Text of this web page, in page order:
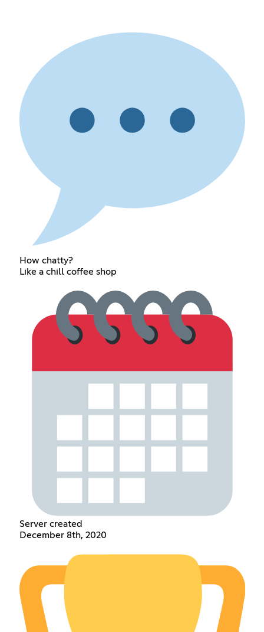
How chatty?
Like a chill coffee shop
Server created
December 8th, 2020